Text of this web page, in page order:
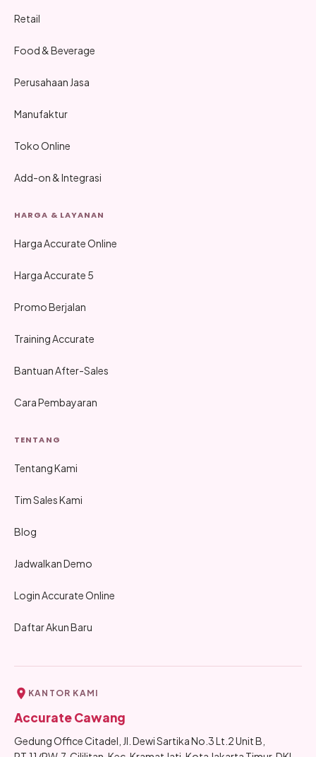
Retail
Food & Beverage
Perusahaan Jasa
Manufaktur
Toko Online
Add-on & Integrasi
HARGA & LAYANAN
Harga Accurate Online
Harga Accurate 5
Promo Berjalan
Training Accurate
Bantuan After-Sales
Cara Pembayaran
TENTANG
Tentang Kami
Tim Sales Kami
Blog
Jadwalkan Demo
Login Accurate Online
Daftar Akun Baru
KANTOR KAMI
Accurate Cawang
Gedung Office Citadel, Jl. Dewi Sartika No.3 Lt.2 Unit B,